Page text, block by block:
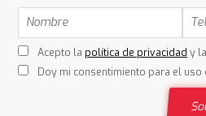
Acepto la política de privacidad y
Doy mi consentimiento para el uso